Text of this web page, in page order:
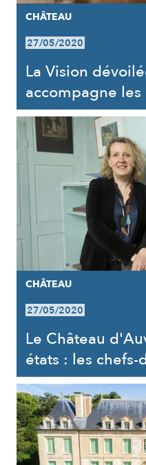
CHÂTEAU
27/05/2020
La Vision
accompagne
CHÂTEAU
27/05/2020
Le Château
états : les chefs-